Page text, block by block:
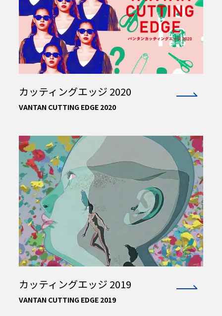
カッティングエッジ 2020
VANTAN CUTTING EDGE 2020
カッティングエッジ 2019
VANTAN CUTTING EDGE 2019